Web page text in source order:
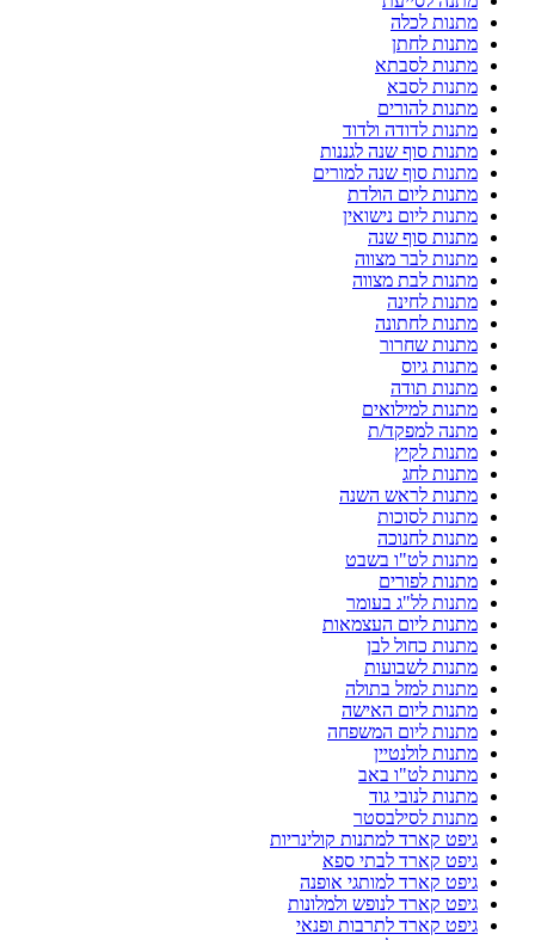
מתנות לכלה
מתנות לחתן
מתנות לסבתא
מתנות לסבא
מתנות להורים
מתנות לדודה ולדוד
מתנות סוף שנה לגננות
מתנות סוף שנה למורים
מתנות ליום הולדת
מתנות ליום נישואין
מתנות סוף שנה
מתנות לבר מצווה
מתנות לבת מצווה
מתנות לחינה
מתנות לחתונה
מתנות שחרור
מתנות גיוס
מתנות תודה
מתנות למילואים
מתנה למפקד/ת
מתנות לקיץ
מתנות לחג
מתנות לראש השנה
מתנות לסוכות
מתנות לחנוכה
מתנות לט"ו בשבט
מתנות לפורים
מתנות לל"ג בעומר
מתנות ליום העצמאות
מתנות כחול לבן
מתנות לשבועות
מתנות למזל בתולה
מתנות ליום האישה
מתנות ליום המשפחה
מתנות לולנטיין
מתנות לט"ו באב
מתנות לנובי גוד
מתנות לסילבסטר
גיפט קארד למתנות קולינריות
גיפט קארד לבתי ספא
גיפט קארד למותגי אופנה
גיפט קארד לנופש ולמלונות
גיפט קארד לתרבות ופנאי